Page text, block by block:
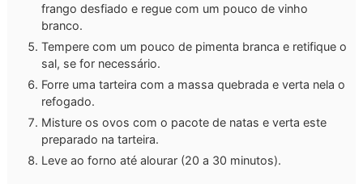
frango desfiado e regue com um pouco de vinho
branco.
Tempere com um pouco de pimenta branca e retifique o
sal, se for necessário.
Forre uma tarteira com a massa quebrada e verta nela o
refogado.
Misture os ovos com o pacote de natas e verta este
preparado na tarteira.
Leve ao forno até alourar (20 a 30 minutos).